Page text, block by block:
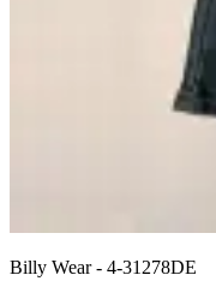
Billy Wear- 4-31278DE